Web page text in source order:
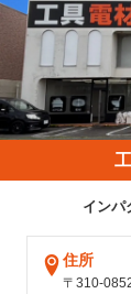
インパ
住所
〒310-